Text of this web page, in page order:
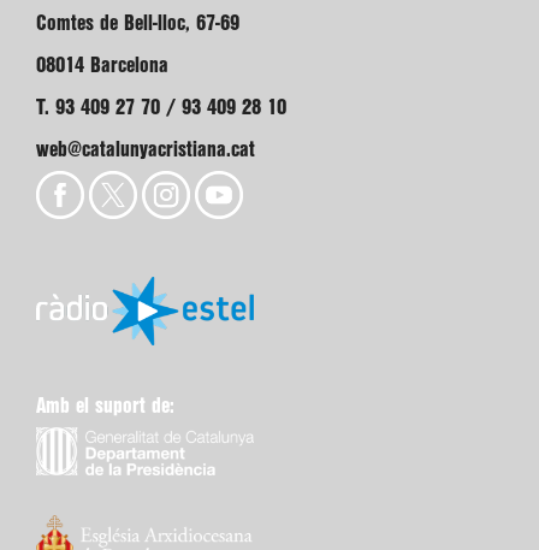
Comtes de Bell-lloc, 67-69
08014 Barcelona
T. 93 409 27 70 / 93 409 28 10
web@catalunyacristiana.cat
Amb el suport de: